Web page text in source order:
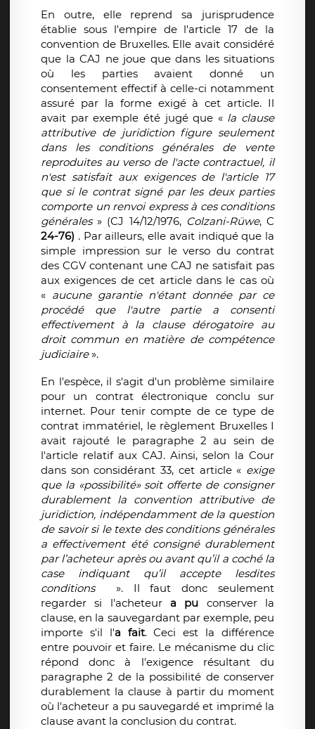
En outre, elle reprend sa jurisprudence
établie sous l'empire de l'article 17 de la
convention de Bruxelles. Elle avait considéré
que la CAJ ne joue que dans les situations
où les parties avaient donné un
consentement effectif à celle-ci notamment
assuré par la forme exigé à cet article. Il
avait par exemple été jugé que « la clause
attributive de juridiction figure seulement
dans les conditions générales de vente
reproduites au verso de l'acte contractuel, il
n'est satisfait aux exigences de l'article 17
que si le contrat signé par les deux parties
comporte un renvoi express à ces conditions
générales» (CJ 14/12/1976, Colzani-Rüwe, C
24-76) . Par ailleurs, elle avait indiqué que la
simple impression sur le verso du contrat
des CGV contenant une CAJ ne satisfait pas
aux exigences de cet article dans le cas où
« aucune garantie n'étant donnée par ce
procédé que l'autre partie a consenti
effectivement à la clause dérogatoire au
droit commun en matière de compétence
judiciaire».
En l'espèce, il s'agit d'un problème similaire
pour un contrat électronique conclu sur
internet. Pour tenir compte de ce type de
contrat immatériel, le règlement Bruxelles I
avait rajouté le paragraphe 2 au sein de
l'article relatif aux CAJ. Ainsi, selon la Cour
dans son considérant 33, cet article « exige
que la «possibilité» soit offerte de consigner
durablement la convention attributive de
juridiction, indépendamment de la question
de savoir si le texte des conditions générales
a effectivement été consigné durablement
par l’acheteur après ou avant qu’il a coché la
case indiquant qu’il accepte lesdites
conditions
». Il faut donc seulement
regarder si l'acheteur a pu conserver la
clause, en la sauvegardant par exemple, peu
importe s'il l'a fait. Ceci est la différence
entre pouvoir et faire. Le mécanisme du clic
répond donc à l'exigence résultant du
paragraphe 2 de la possibilité de conserver
durablement la clause à partir du moment
où l'acheteur a pu sauvegardé et imprimé la
clause avant la conclusion du contrat.